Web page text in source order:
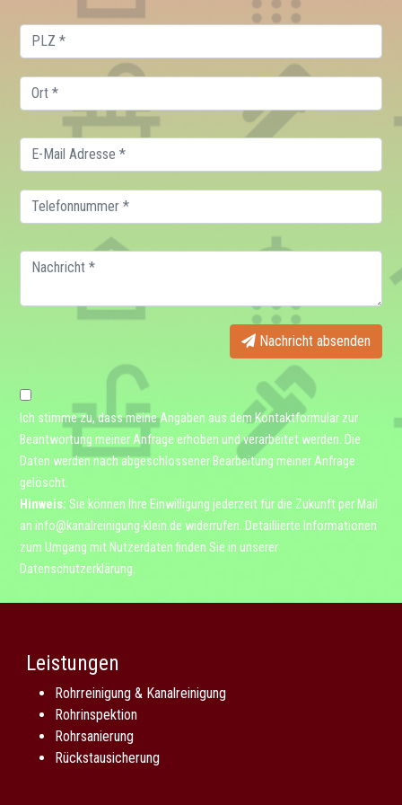
Nachricht absenden
Ich stimme zu, dass meine Angaben aus dem Kontaktformular zur
Beantwortung meiner Anfrage erhoben und verarbeitet werden. Die
Daten werden nach abgeschlossener Bearbeitung meiner Anfrage
gelöscht.
Hinweis: Sie können Ihre Einwilligung jederzeit für die Zukunft per Mail
an info@kanalreinigung-klein.de widerrufen. Detaillierte Informationen
zum Umgang mit Nutzerdaten finden Sie in unserer
Datenschutzerklärung.
Leistungen
Rohrreinigung & Kanalreinigung
Rohrinspektion
Rohrsanierung
Rückstausicherung